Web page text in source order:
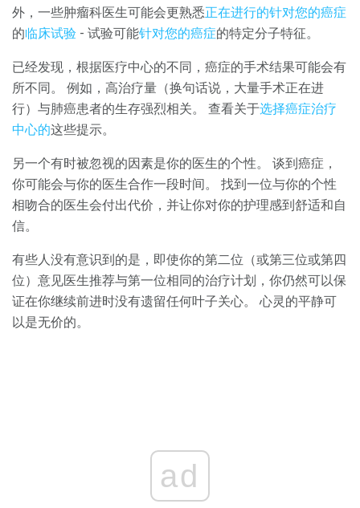
外，一些肿瘤科医生可能会更熟悉正在进行的针对您的癌症
的临床试验 - 试验可能针对您的癌症的特定分子特征。
已经发现，根据医疗中心的不同，癌症的手术结果可能会有
所不同。 例如，高治疗量（换句话说，大量手术正在进
行）与肺癌患者的生存强烈相关。 查看关于选择癌症治疗
中心的这些提示。
另一个有时被忽视的因素是你的医生的个性。 谈到癌症，
你可能会与你的医生合作一段时间。 找到一位与你的个性
相吻合的医生会付出代价，并让你对你的护理感到舒适和自
信。
有些人没有意识到的是，即使你的第二位（或第三位或第四
位）意见医生推荐与第一位相同的治疗计划，你仍然可以保
证在你继续前进时没有遗留任何叶子关心。 心灵的平静可
以是无价的。
ad